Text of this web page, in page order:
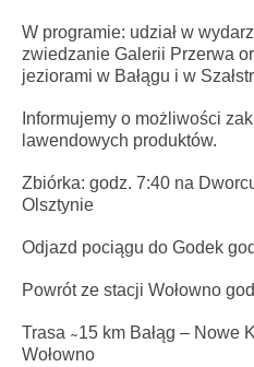
W programie: udział w
zwiedzanie Galerii Przerwa
jeziorami w Bałągu i w
Informujemy o możliwości
lawendowych produktów.
Zbiórka: godz. 7:40 na
Olsztynie
Odjazd pociągu do Godek
Powrót ze stacji Wołowno
Trasa ̴ 15 km Bałąg – Nowe
Wołowno